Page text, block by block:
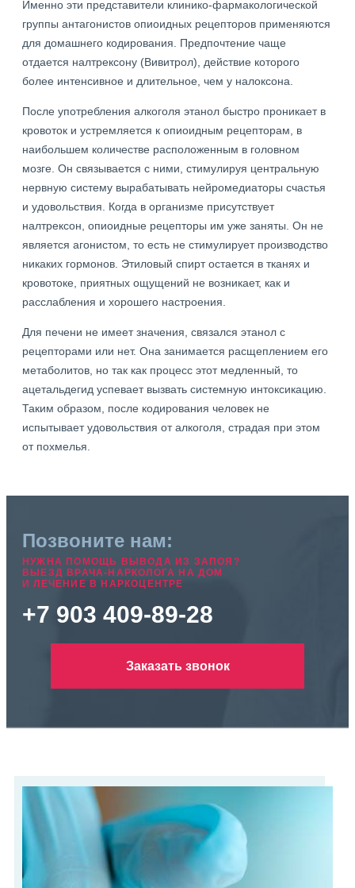
Именно эти представители клинико-фармакологической
группы антагонистов опиоидных рецепторов применяются
для домашнего кодирования. Предпочтение чаще
отдается налтрексону (Вивитрол), действие которого
более интенсивное и длительное, чем у налоксона.
После употребления алкоголя этанол быстро проникает в
кровоток и устремляется к опиоидным рецепторам, в
наибольшем количестве расположенным в головном
мозге. Он связывается с ними, стимулируя центральную
нервную систему вырабатывать нейромедиаторы счастья
и удовольствия. Когда в организме присутствует
налтрексон, опиоидные рецепторы им уже заняты. Он не
является агонистом, то есть не стимулирует производство
никаких гормонов. Этиловый спирт остается в тканях и
кровотоке, приятных ощущений не возникает, как и
расслабления и хорошего настроения.
Для печени не имеет значения, связался этанол с
рецепторами или нет. Она занимается расщеплением его
метаболитов, но так как процесс этот медленный, то
ацетальдегид успевает вызвать системную интоксикацию.
Таким образом, после кодирования человек не
испытывает удовольствия от алкоголя, страдая при этом
от похмелья.
Позвоните нам:
НУЖНА ПОМОЩЬ ВЫВОДА ИЗ ЗАПОЯ?
ВЫЕЗД ВРАЧА-НАРКОЛОГА НА ДОМ
И ЛЕЧЕНИЕ В НАРКОЦЕНТРЕ
+7 903 409-89-28
Заказать звонок